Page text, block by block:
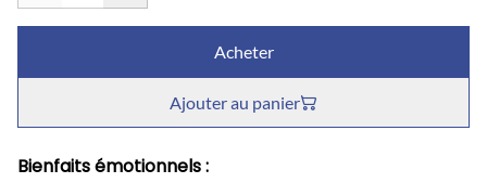
Acheter
Ajouter au panier
Bienfaits émotionnels :